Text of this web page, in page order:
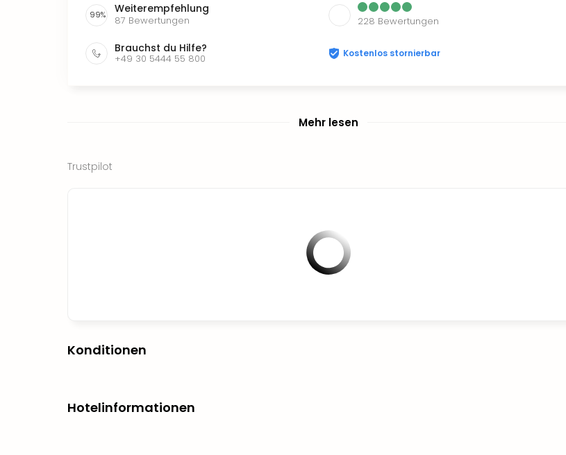
99% Weiterempfehlung
87 Bewertungen 228 Bewertungen
Brauchst du Hilfe?
+49 30 5444 55 800 Kostenlos stornierbar
Mehr lesen
Trustpilot
Konditionen
Hotelinformationen